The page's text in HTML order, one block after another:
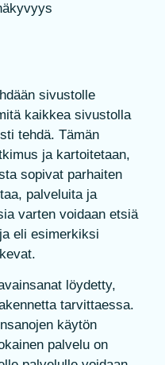
sivustolle
kaikkea sivustolla
tehdä. Tämän
ja kartoitetaan,
sopivat parhaiten
palveluita ja
varten voidaan etsiä
eli esimerkiksi
löydetty,
tarvittaessa.
käytön
palvelu on